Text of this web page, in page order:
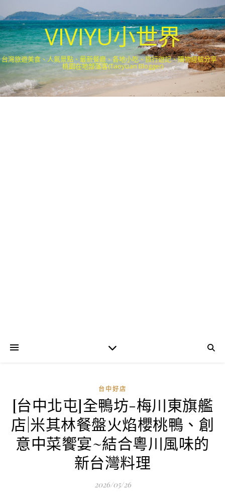
VIVIYU小世界
台灣旅遊美食、人氣景點、最新餐廳、各地小吃、旅行遊記、購物經驗分享．
桃園在地部落客(Taoyuan Blogger)
台中好店
[台中北屯]全鴨坊-梅川東旗艦
店|米其林餐盤火焰櫻桃鴨、創
意中菜饗宴~結合粵川風味的
新台灣料理
2026/05/26